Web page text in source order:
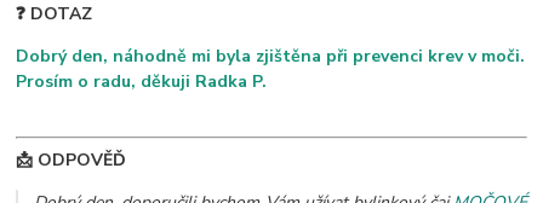
❓ DOTAZ
Dobrý den, náhodně mi byla zjištěna při prevenci krev v moči.
Prosím o radu, děkuji Radka P.
📩 ODPOVĚĎ